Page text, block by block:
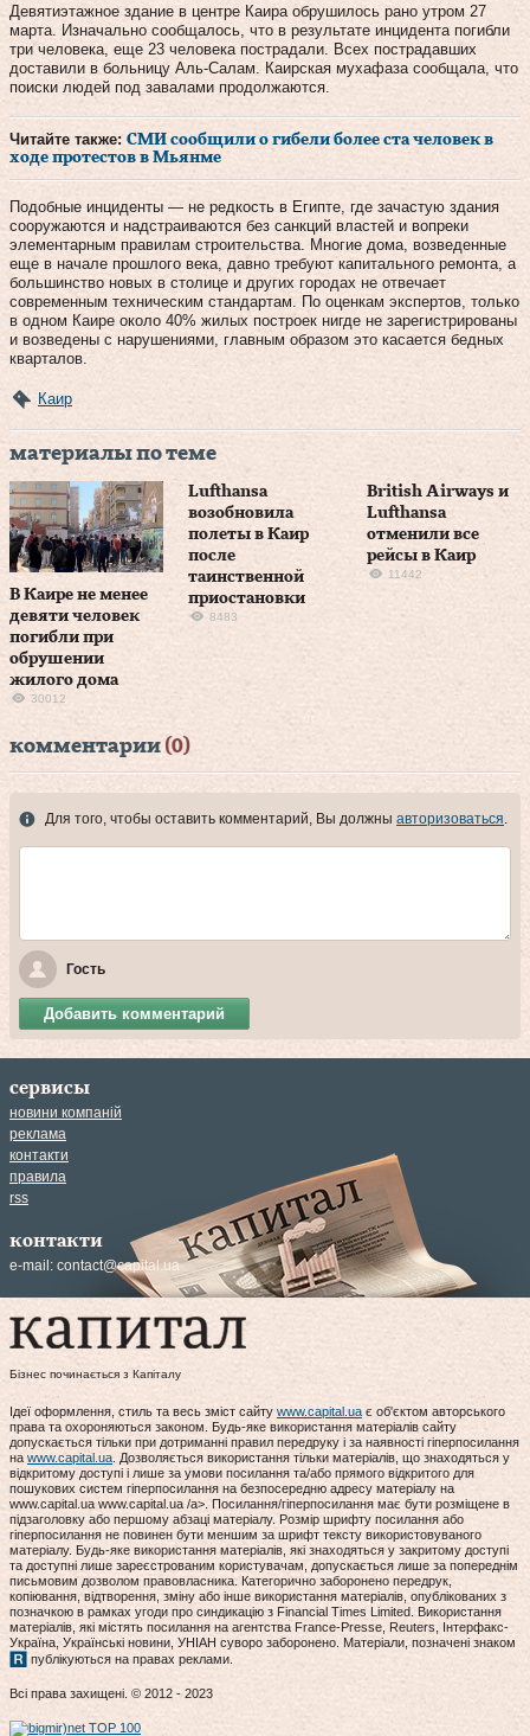
Девятиэтажное здание в центре Каира обрушилось рано утром 27
марта. Изначально сообщалось, что в результате инцидента погибли
три человека, еще 23 человека пострадали. Всех пострадавших
доставили в больницу Аль-Салам. Каирская мухафаза сообщала, что
поиски людей под завалами продолжаются.
Читайте также: СМИ сообщили о гибели более ста человек в
ходе протестов в Мьянме
Подобные инциденты — не редкость в Египте, где зачастую здания
сооружаются и надстраиваются без санкций властей и вопреки
элементарным правилам строительства. Многие дома, возведенные
еще в начале прошлого века, давно требуют капитального ремонта, а
большинство новых в столице и других городах не отвечает
современным техническим стандартам. По оценкам экспертов, только
в одном Каире около 40% жилых построек нигде не зарегистрированы
и возведены с нарушениями, главным образом это касается бедных
кварталов.
Каир
материалы по теме
В Каире не менее
девяти человек
погибли при
обрушении
жилого дома
30012
Lufthansa
возобновила
полеты в Каир
после
таинственной
приостановки
8483
British Airways и
Lufthansa
отменили все
рейсы в Каир
11442
комментарии (0)
Для того, чтобы оставить комментарий, Вы должны авторизоваться.
Гость
Добавить комментарий
сервисы
новини компаній
реклама
контакти
правила
rss
контакти
e-mail: contact@capital.ua
Бізнес починається з Капіталу
Ідеї оформлення, стиль та весь зміст сайту www.capital.ua є об'єктом авторського
права та охороняються законом. Будь-яке використання матеріалів сайту
допускається тільки при дотриманні правил передруку і за наявності гіперпосилання
на www.capital.ua. Дозволяється використання тільки матеріалів, що знаходяться у
відкритому доступі і лише за умови посилання та/або прямого відкритого для
пошукових систем гіперпосилання на безпосередню адресу матеріалу на
www.capital.ua www.capital.ua /a>. Посилання/гіперпосилання має бути розміщене в
підзаголовку або першому абзаці матеріалу. Розмір шрифту посилання або
гіперпосилання не повинен бути меншим за шрифт тексту використовуваного
матеріалу. Будь-яке використання матеріалів, які знаходяться у закритому доступі
та доступні лише зареєстрованим користувачам, допускається лише за попереднім
письмовим дозволом правовласника. Категорично заборонено передрук,
копіювання, відтворення, зміну або інше використання матеріалів, опублікованих з
позначкою в рамках угоди про синдикацію з Financial Times Limited. Використання
матеріалів, які містять посилання на агентства France-Presse, Reuters, Інтерфакс-
Україна, Українські новини, УНІАН суворо заборонено. Матеріали, позначені знаком
публікуються на правах реклами.
Всі права захищені. © 2012 - 2023